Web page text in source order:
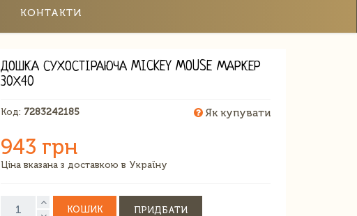
КОНТАКТИ
ДОШКА СУХОСТІРАЮЧА MICKEY MOUSE МАРКЕР
30Х40
Код: 7283242185 Як купувати
943 грн
Ціна вказана з доставкою в Україну
КОШИК ПРИДБАТИ